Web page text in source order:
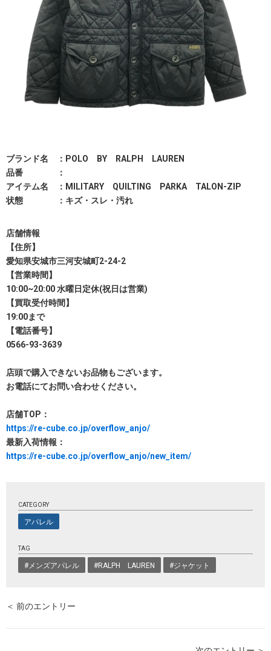
ブランド名 ：POLO BY RALPH LAUREN
品番 ：
アイテム名 ：MILITARY QUILTING PARKA TALON-ZIP
状態 ：キズ・スレ・汚れ
店舗情報
【住所】
愛知県安城市三河安城町2-24-2
【営業時間】
10:00~20:00 水曜日定休(祝日は営業)
【買取受付時間】
19:00まで
【電話番号】
0566-93-3639
店頭で購入できないお品物もございます。
お電話にてお問い合わせください。
店舗TOP：
https://re-cube.co.jp/overflow_anjo/
最新入荷情報：
https://re-cube.co.jp/overflow_anjo/new_item/
CATEGORY
アパレル
TAG
#メンズアパレル #RALPH LAUREN #ジャケット
＜ 前のエントリー